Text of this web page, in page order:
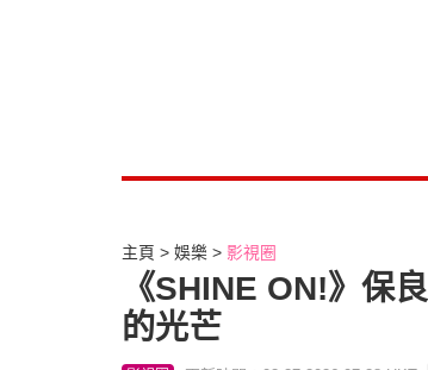
主頁 娛樂 影視圈
《SHINE ON!》保
的光芒